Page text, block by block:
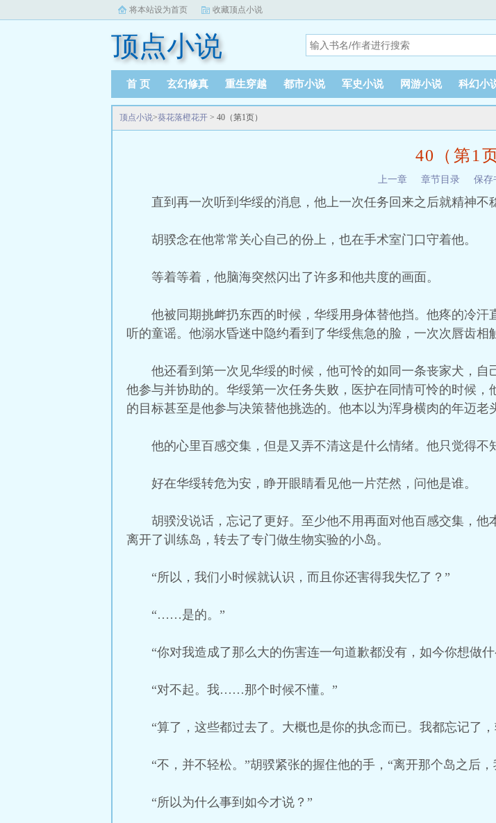
将本站设为首页 收藏顶点小说
顶点小说
首 页 玄幻修真 重生穿越 都市小说 军史小说 网游小说 科幻小
顶点小说>葵花落橙花开 > 40（第1页）
40（第1
上一章 章节目录 保存
直到再一次听到华绥的消息，他上一次任务回来之后就精神不
胡骙念在他常常关心自己的份上，也在手术室门口守着他。
等着等着，他脑海突然闪出了许多和他共度的画面。
他被同期挑衅扔东西的时候，华绥用身体替他挡。他疼的冷
听的童谣。他溺水昏迷中隐约看到了华绥焦急的脸，一次次唇齿相
他还看到第一次见华绥的时候，他可怜的如同一条丧家犬，
他参与并协助的。华绥第一次任务失败，医护在同情可怜的时候
的目标甚至是他参与决策替他挑选的。他本以为浑身横肉的年迈
他的心里百感交集，但是又弄不清这是什么情绪。他只觉得不
好在华绥转危为安，睁开眼睛看见他一片茫然，问他是谁。
胡骙没说话，忘记了更好。至少他不用再面对他百感交集，
离开了训练岛，转去了专门做生物实验的小岛。
“所以，我们小时候就认识，而且你还害得我失忆了？”
“……是的。”
“你对我造成了那么大的伤害连一句道歉都没有，如今你想做什
“对不起。我……那个时候不懂。”
“算了，这些都过去了。大概也是你的执念而已。我都忘记了
“不，并不轻松。”胡骙紧张的握住他的手，“离开那个岛之后
“所以为什么事到如今才说？”